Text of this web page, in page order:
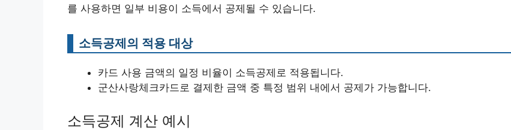
를 사용하면 일부 비용이 소득에서 공제될 수 있습니다.
소득공제의 적용 대상
카드 사용 금액의 일정 비율이 소득공제로 적용됩니다.
군산사랑체크카드로 결제한 금액 중 특정 범위 내에서 공제가 가능합니다.
소득공제 계산 예시